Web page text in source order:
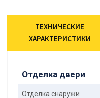
ТЕХНИЧЕСКИЕ
ХАРАКТЕРИСТИКИ
Отделка двери
Отделка снаружи